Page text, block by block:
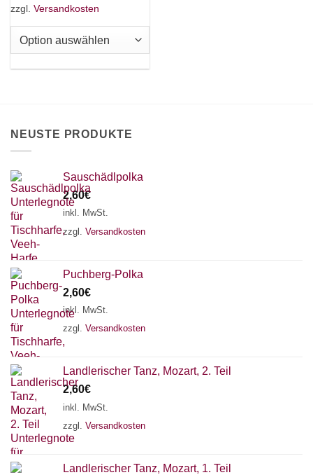
mehrere
auf.
gewählt
werden
zzgl. Versandkosten
NEUSTE PRODUKTE
Sauschädlpolka
2,60€
inkl. MwSt.
zzgl. Versandkosten
Puchberg-Polka
2,60€
inkl. MwSt.
zzgl. Versandkosten
Landlerischer Tanz, Mozart, 2. Teil
2,60€
inkl. MwSt.
zzgl. Versandkosten
Landlerischer Tanz, Mozart, 1. Teil
Chat Support
18 SAITEN 21 SAITEN